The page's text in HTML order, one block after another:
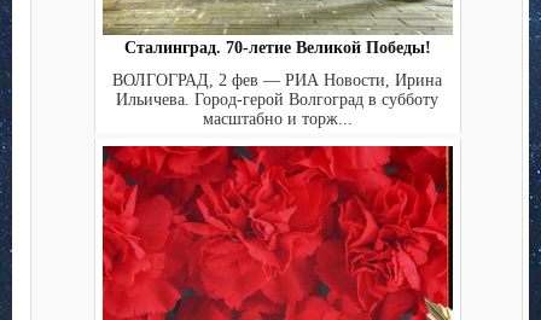
Сталинград. 70-летие Великой Победы!
ВОЛГОГРАД, 2 фев — РИА Новости, Ирина
Ильичева. Город-герой Волгоград в субботу
масштабно и торж...